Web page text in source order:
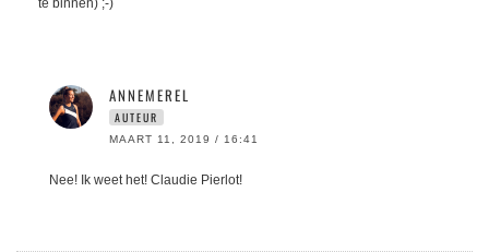
te binnen) ;-)
ANNEMEREL
AUTEUR
MAART 11, 2019 / 16:41
Nee! Ik weet het! Claudie Pierlot!